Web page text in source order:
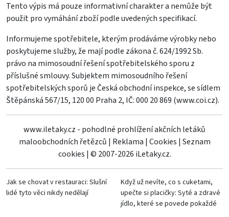
Tento výpis má pouze informativní charakter a nemůže být
použit pro vymáhání zboží podle uvedených specifikací.
Informujeme spotřebitele, kterým prodáváme výrobky nebo
poskytujeme služby, že mají podle zákona č. 624/1992 Sb.
právo na mimosoudní řešení spotřebitelského sporu z
příslušné smlouvy. Subjektem mimosoudního řešení
spotřebitelských sporů je Česká obchodní inspekce, se sídlem
Štěpánská 567/15, 120 00 Praha 2, IČ: 000 20 869 (www.coi.cz).
www.iletaky.cz - pohodlné prohlížení akčních letáků
maloobchodních řetězců | Reklama | Cookies | Seznam
cookies | © 2007-2026 iLetaky.cz.
Jak se chovat v restauraci: Slušní
lidé tyto věci nikdy nedělají
Když už nevíte, co s cuketami,
upečte si placičky: Syté a zdravé
jídlo, které se povede pokaždé